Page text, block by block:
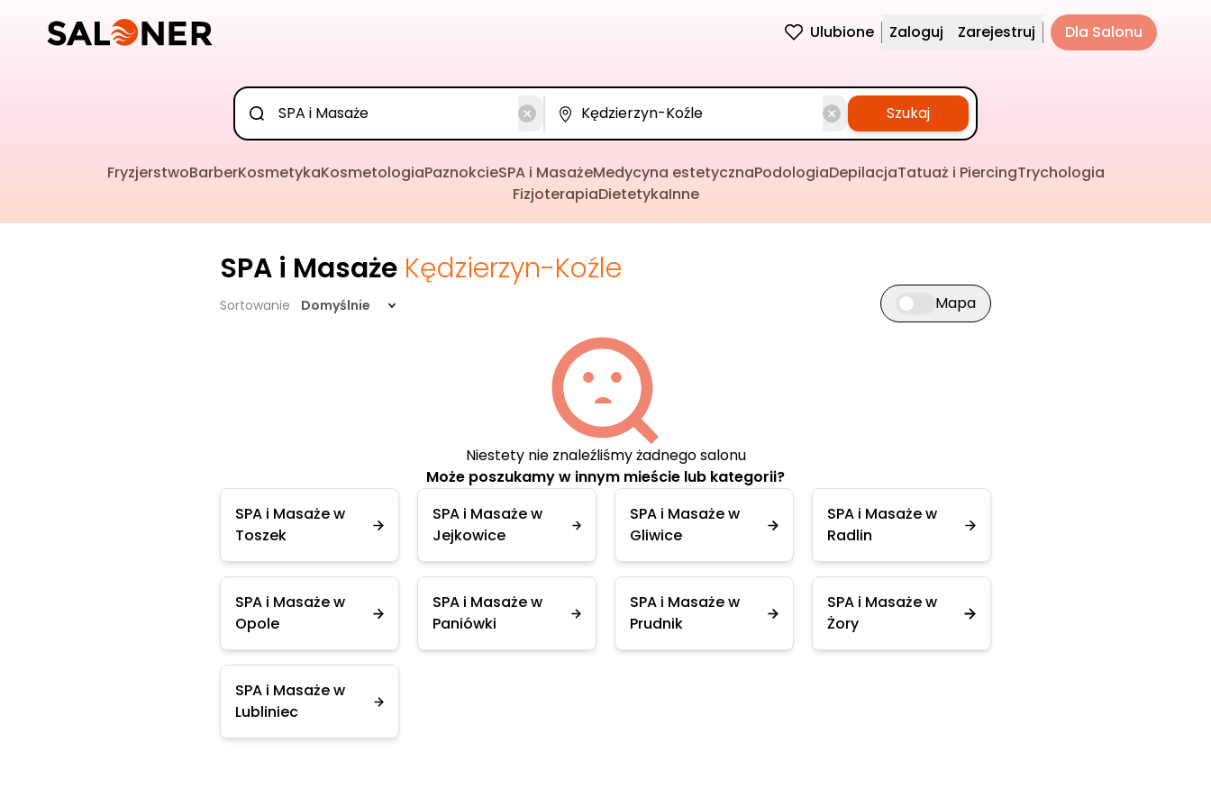
Ulubione Zaloguj Zarejestruj Dla Salonu
Szukaj
FryzjerstwoBarberKosmetykaKosmetologiaPaznokcieSPA i MasażeMedycyna estetycznaPodologiaDepilacjaTatuaż i PiercingTrychologia
FizjoterapiaDietetykaInne
SPA i Masaże Kędzierzyn-Koźle
Sortowanie Domyślnie Przełącz widok mapy
Mapa
Niestety nie znaleźliśmy żadnego salonu
Może poszukamy w innym mieście lub kategorii?
SPA i Masaże w
Toszek
SPA i Masaże w
Jejkowice
SPA i Masaże w
Gliwice
SPA i Masaże w
Radlin
SPA i Masaże w
Opole
SPA i Masaże w
Paniówki
SPA i Masaże w
Prudnik
SPA i Masaże w
Żory
SPA i Masaże w
Lubliniec